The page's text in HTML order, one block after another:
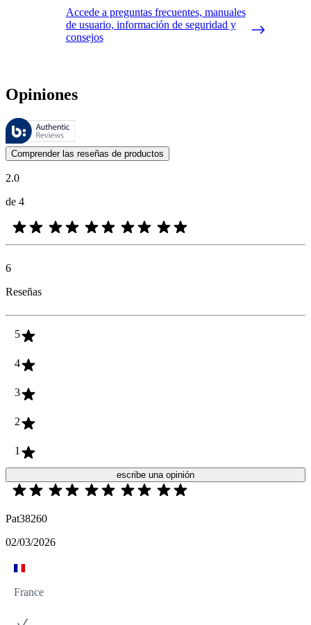
Accede a preguntas frecuentes, manuales
de usuario, información de seguridad y
consejos
Opiniones
Estas reseñas las gestiona Bazaarvoice y cumplen con la política de
Las opiniones de los clientes en forma de reseñas de productos y
Comprender las reseñas de productos
2.0
de 4
6
Reseñas
5
4
3
2
1
escribe una opinión
Pat38260
02/03/2026
France